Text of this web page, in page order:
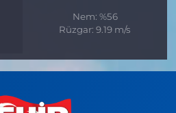
Nem: %56
Rüzgar: 9.19 m/s